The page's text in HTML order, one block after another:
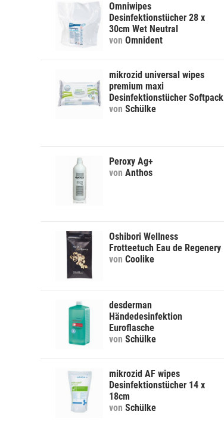
Omniwipes
Desinfektionstücher 28 x
30cm Wet Neutral
von Omnident
mikrozid universal wipes
premium maxi
Desinfektionstücher Softpack
von Schülke
Peroxy Ag+
von Anthos
Oshibori Wellness
Frotteetuch Eau de Regenery
von Coolike
desderman
Händedesinfektion
Euroflasche
von Schülke
mikrozid AF wipes
Desinfektionstücher 14 x
18cm
von Schülke